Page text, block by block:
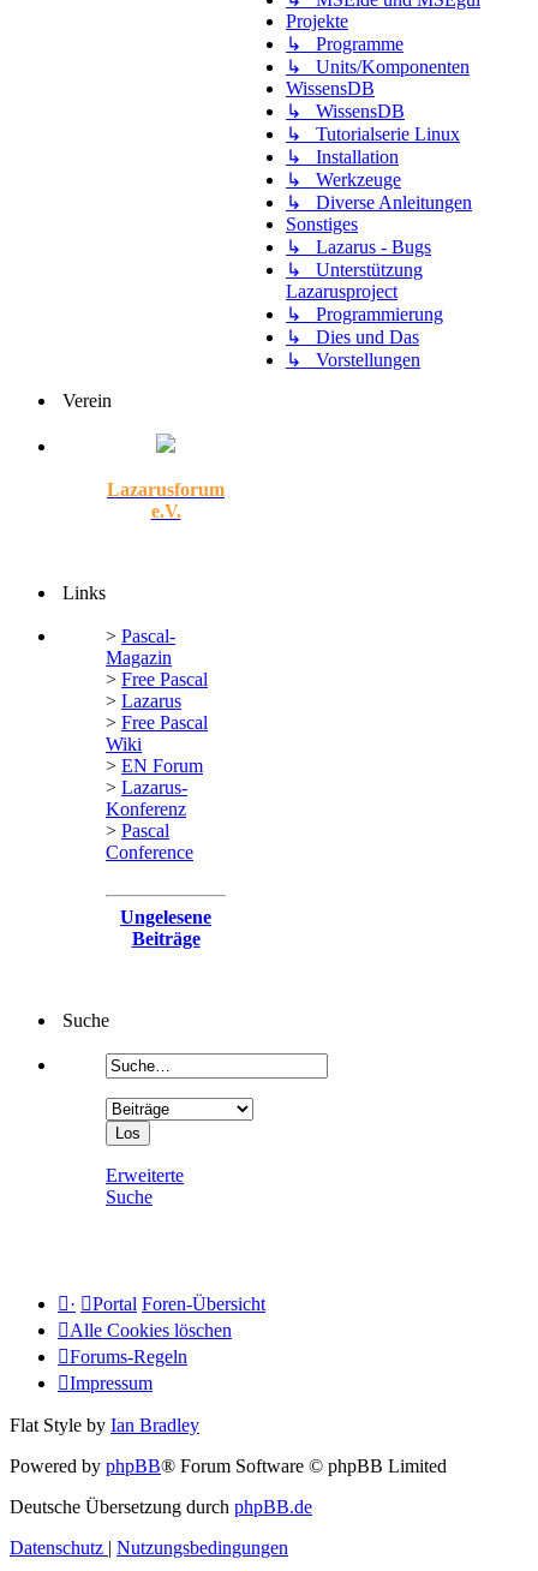
Projekte
↳ Programme
↳ Units/Komponenten
WissensDB
↳ WissensDB
↳ Tutorialserie Linux
↳ Installation
↳ Werkzeuge
↳ Diverse Anleitungen
Sonstiges
↳ Lazarus - Bugs
↳ Unterstützung
Lazarusproject
↳ Programmierung
↳ Dies und Das
↳ Vorstellungen
Verein
Lazarusforum
e.V.
Links
> Pascal-
Magazin
> Free Pascal
> Lazarus
> Free Pascal
Wiki
> EN Forum
> Lazarus-
Konferenz
> Pascal
Conference
Ungelesene
Beiträge
Suche
Erweiterte
Suche
· Portal Foren-Übersicht
Alle Cookies löschen
Forums-Regeln
Impressum
Flat Style by Ian Bradley
Powered by phpBB® Forum Software © phpBB Limited
Deutsche Übersetzung durch phpBB.de
Datenschutz
Nutzungsbedingungen